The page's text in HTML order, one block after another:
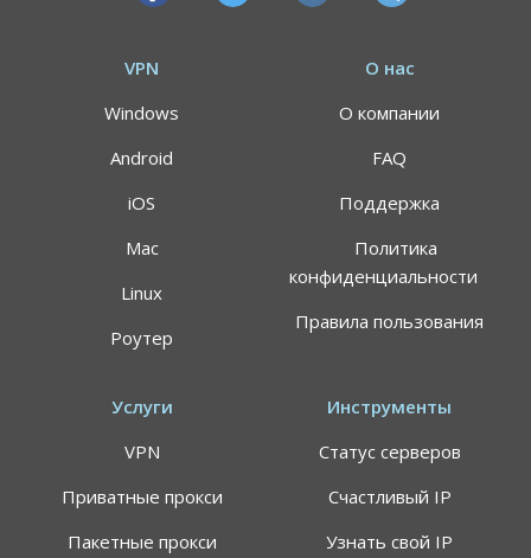
VPN
Windows
Android
iOS
Mac
Linux
Роутер
О нас
О компании
FAQ
Поддержка
Политика
конфиденциальности
Правила пользования
Услуги
VPN
Приватные прокси
Пакетные прокси
Инструменты
Статус серверов
Счастливый IP
Узнать свой IP